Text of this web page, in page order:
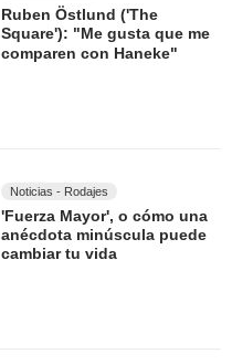
Ruben Östlund ('The
Square'): "Me gusta que me
comparen con Haneke"
Noticias - Rodajes
'Fuerza Mayor', o cómo una
anécdota minúscula puede
cambiar tu vida